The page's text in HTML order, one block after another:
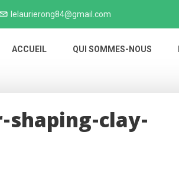
lelaurierong84@gmail.com
ACCUEIL QUI SOMMES-NOUS
clay-